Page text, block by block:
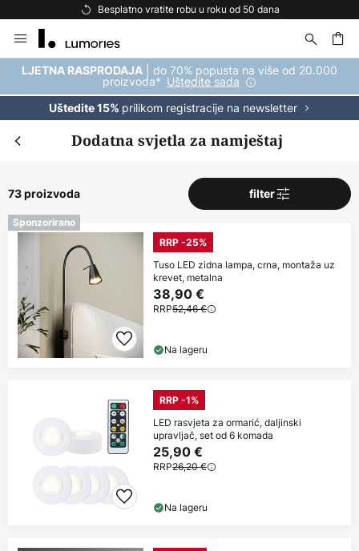
Besplatna dostava za kupnju iznad 69 €
to
Content
LJETNA RASPRODAJA | do 70% popusta na više od 20.000
proizvoda* Uštedite sada
Uštedite 15% prilikom registracije na newsletter
Dodatna svjetla za namještaj
73 proizvoda filter
Sponzorirano
RRP -25%
Tuso LED zidna lampa, crna, montaža uz
krevet, metalna
38,90 €
RRP52,46 €
Na lageru
RRP -1%
LED rasvjeta za ormarić, daljinski
upravljač, set od 6 komada
25,90 €
RRP26,20 €
Na lageru